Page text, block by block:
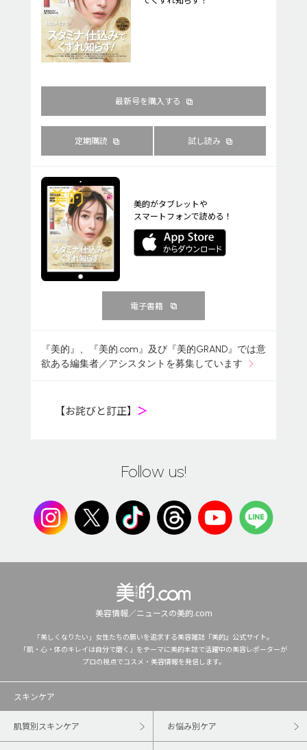
最新号を購入する
定期購読 試し読み
美的がタブレットや
スマートフォンで読める！
電子書籍
『美的』、『美的.com』及び『美的GRAND』では意
欲ある編集者／アシスタントを募集しています
【お詫びと訂正】 ＞
Follow us!
美容情報／ニュースの美的.com
「美しくなりたい」女性たちの願いを追求する美容雑誌『美的』公式サイト。
「肌・心・体のキレイは自分で磨く」をテーマに美的本誌で活躍中の美容レポーターが
プロの視点でコスメ・美容情報を発信します。
スキンケア
肌質別スキンケア お悩み別ケア